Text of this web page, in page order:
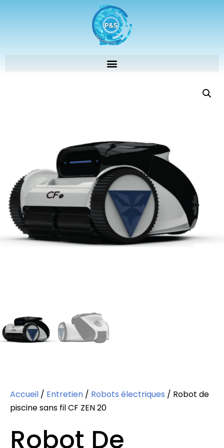
Accueil / Entretien / Robots électriques / Robot de
piscine sans fil CF ZEN 20
Robot De